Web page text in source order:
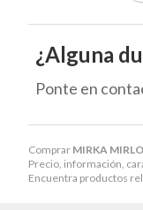
Comprar MIRKA
Precio, información,
Encuentra productos
¿Alguna
Ponte en